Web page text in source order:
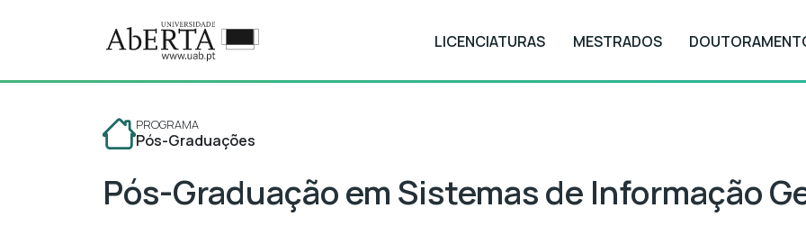
Ir para o conteúdo principal LICENCIATURAS MESTRADOS
Pós-Graduação em Sistemas de Informação Geográfica
PROGRAMA
Pós-Graduações
Pós-Graduação em Sistemas de Informação